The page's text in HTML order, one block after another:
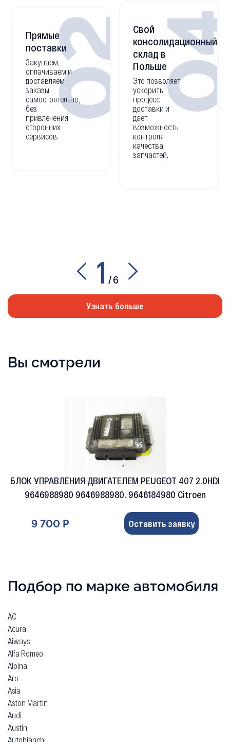
02
Прямые
поставки
Закупаем,
оплачиваем и
доставляем
заказы
самостоятельно,
без
привлечения
сторонних
сервисов.
Свой
консолидационный
склад в
Польше
Это позволяет
ускорить
процесс
доставки и
дает
возможность
контроля
качества
запчастей.
1 /6
Узнать больше
Вы смотрели
БЛОК УПРАВЛЕНИЯ ДВИГАТЕЛЕМ PEUGEOT 407 2.0HDI
9646988980 9646988980, 9646184980 Citroen
9 700 Р Оставить заявку
Подбор по марке автомобиля
AC
Acura
Aiways
Alfa Romeo
Alpina
Aro
Asia
Aston Martin
Audi
Austin
Autobianchi